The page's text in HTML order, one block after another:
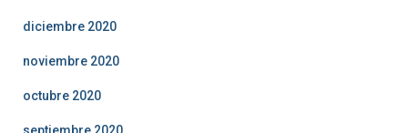
diciembre 2020
noviembre 2020
octubre 2020
septiembre 2020